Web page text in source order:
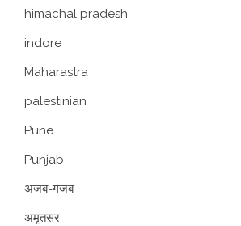
himachal pradesh
indore
Maharastra
palestinian
Pune
Punjab
अजब-गजब
अमृतसर